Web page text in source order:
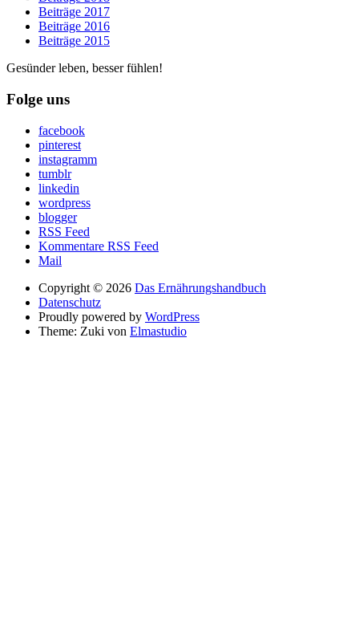
Beiträge 2017
Beiträge 2016
Beiträge 2015
Gesünder leben, besser fühlen!
Folge uns
facebook
pinterest
instagramm
tumblr
linkedin
wordpress
blogger
RSS Feed
Kommentare RSS Feed
Mail
Copyright © 2026 Das Ernährungshandbuch
Datenschutz
Proudly powered by WordPress
Theme: Zuki von Elmastudio